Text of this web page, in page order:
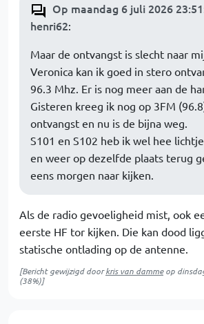
Op maandag 6 juli 2026
henri62:
Maar de ontvangst is slecht naar
Veronica kan ik goed in stero
96.3 Mhz. Er is nog meer aan de
Gisteren kreeg ik nog op 3FM
ontvangst en nu is de bijna weg.
S101 en S102 heb ik wel hee
en weer op dezelfde plaats terug
eens morgen naar kijken.
Als de radio gevoeligheid mist, ook
eerste HF tor kijken. Die kan dood
statische ontlading op de antenne.
[Bericht gewijzigd doorkris van dammeop
(38%)]